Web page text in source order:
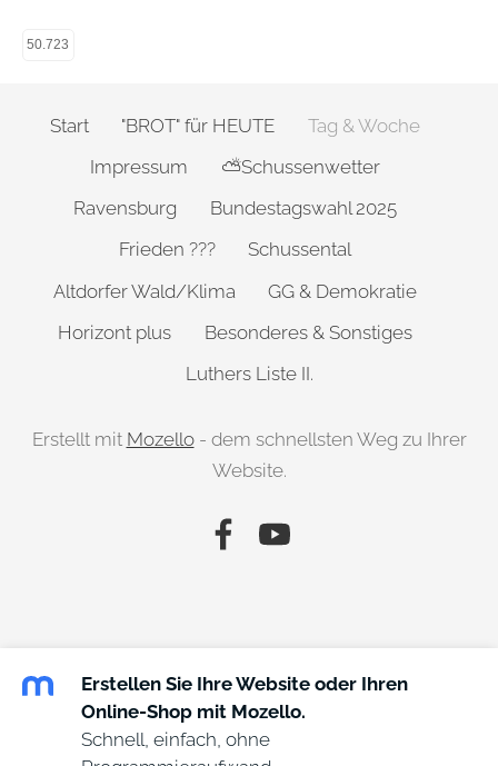
50.723
Start "BROT" für HEUTE
Tag & Woche
Impressum
⛅Schussenwetter
Ravensburg
Bundestagswahl 2025
Frieden ???
Schussental
Altdorfer Wald/Klima
GG & Demokratie
Horizont plus
Besonderes & Sonstiges
Luthers Liste II.
Erstellt mit Mozello- dem schnellsten Weg zu Ihrer
Website.
Erstellen Sie Ihre Website oder Ihren
Online-Shop mit Mozello.
Schnell, einfach, ohne